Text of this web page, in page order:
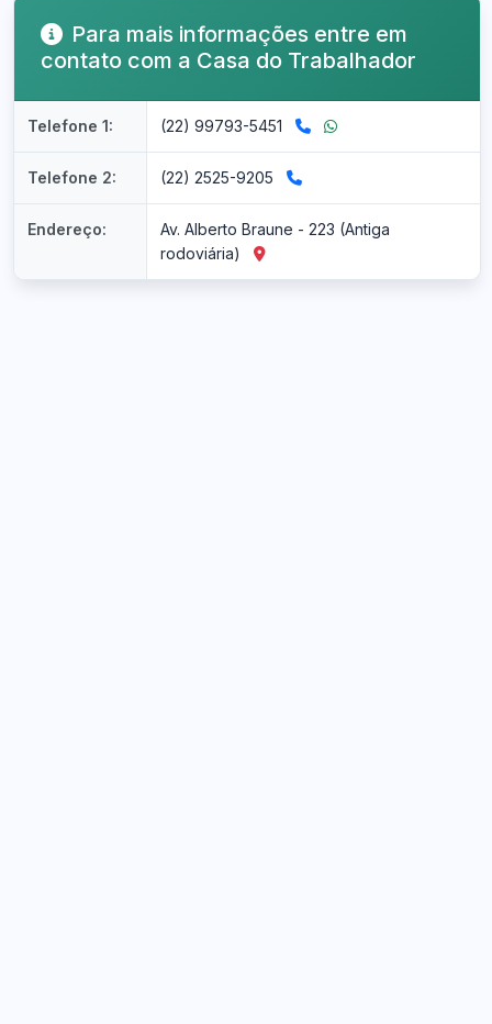
Para mais informações entre em
contato com a Casa do Trabalhador
Telefone 1: (22) 99793-5451
Telefone 2: (22) 2525-9205
Endereço:
Av. Alberto Braune - 223 (Antiga
rodoviária)